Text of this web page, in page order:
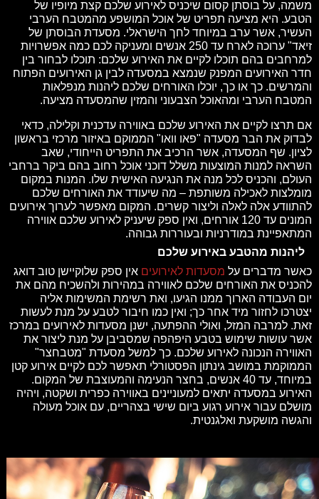
משמה, על בוסתן קסום שיכניס לאירוע שלכם קצת מיופיו של
הטבע. היא מציעה תפריט של אוכל המושפע מהמטבח הערבי
העשיר, אשר ערב במיוחד לחך הישראלי. מסעדת הבוסתן של
זיאד" ערוכה לארח עד 250 אנשים ומעניקה לכם כמה אפשרויות
למרחבים בהם תוכלו לקיים את האירוע שלכם: תוכלו לבחור בין
חדר האירועים המפנק שנמצא במסעדה לבין גן האירועים הפתוח
והמרשים. כך או כך, יוכלו האורחים שלכם ליהנות מנפלאות
המטבח הערבי ומהאוכל הצבעוני והמזין שהמסעדה מציעה.
אם תרצו לקיים את האירוע שלכם באווירה עדכנית וקלילה, כדאי
לבדוק את הבר מסעדה "פאו וואו" הממוקם באיזור מרכזי בראשון
לציון. שף המסעדה, אשר הרכיב את התפריט הייחודי, שאב
השראה למנות המוצעות משלל דוכני אוכל רחוב בהם ביקר ברחבי
העולם, והכניס לכל מנה את הנגיעה האישית שלו. המנות במקום
מומלצות לאכילה משותפת – מה שיעודד את האורחים שלכם
להתוודע אלה לאלה וליצור קשרים. המקום מאפשר לערוך אירועים
המונים עד 120 אורחים, ואין ספק שיעניק לאירוע שלכם אווירה
המתאפיינת במודרניות ובעוררות גבוהה.
ליהנות מהטבע באירוע שלכם
כאשר מדברים על מסעדות לאירועים אין ספק שלוקיישן טוב דואג
להכניס את האורחים שלכם לאווירה במהירות ולהשכיח מהם את
יום העבודה הארוך ממנו הגיעו, ואת רשימת המשימות אליה
יצטרכו לחזור מיד אחר כך; ואין כמו חיבור לטבע על מנת לעשות
זאת. למרבה המזל, ואולי ההפתעה, ישנן מסעדות לאירועים במרכז
אשר עושות שימוש בטבע היפהפה שמסביבן על מנת ליצור את
האווירה הנכונה לאירוע שלכם. כך למשל מסעדת "מטבחצר"
הממוקמת במושב גינתון הפסטורלי תאפשר לכם לקיים אירוע קטן
במיוחד, עד 40 אנשים, בחצר הנעימה והמעוצבת של המקום.
האירוע במסעדה יתאים למעוניינים באווירה כפרית ושקטה, ויהיה
מושלם עבור אירוע רגוע ביום שישי בצהריים, עם אוכל מעולה
והגשה מושקעת ואלגנטית.